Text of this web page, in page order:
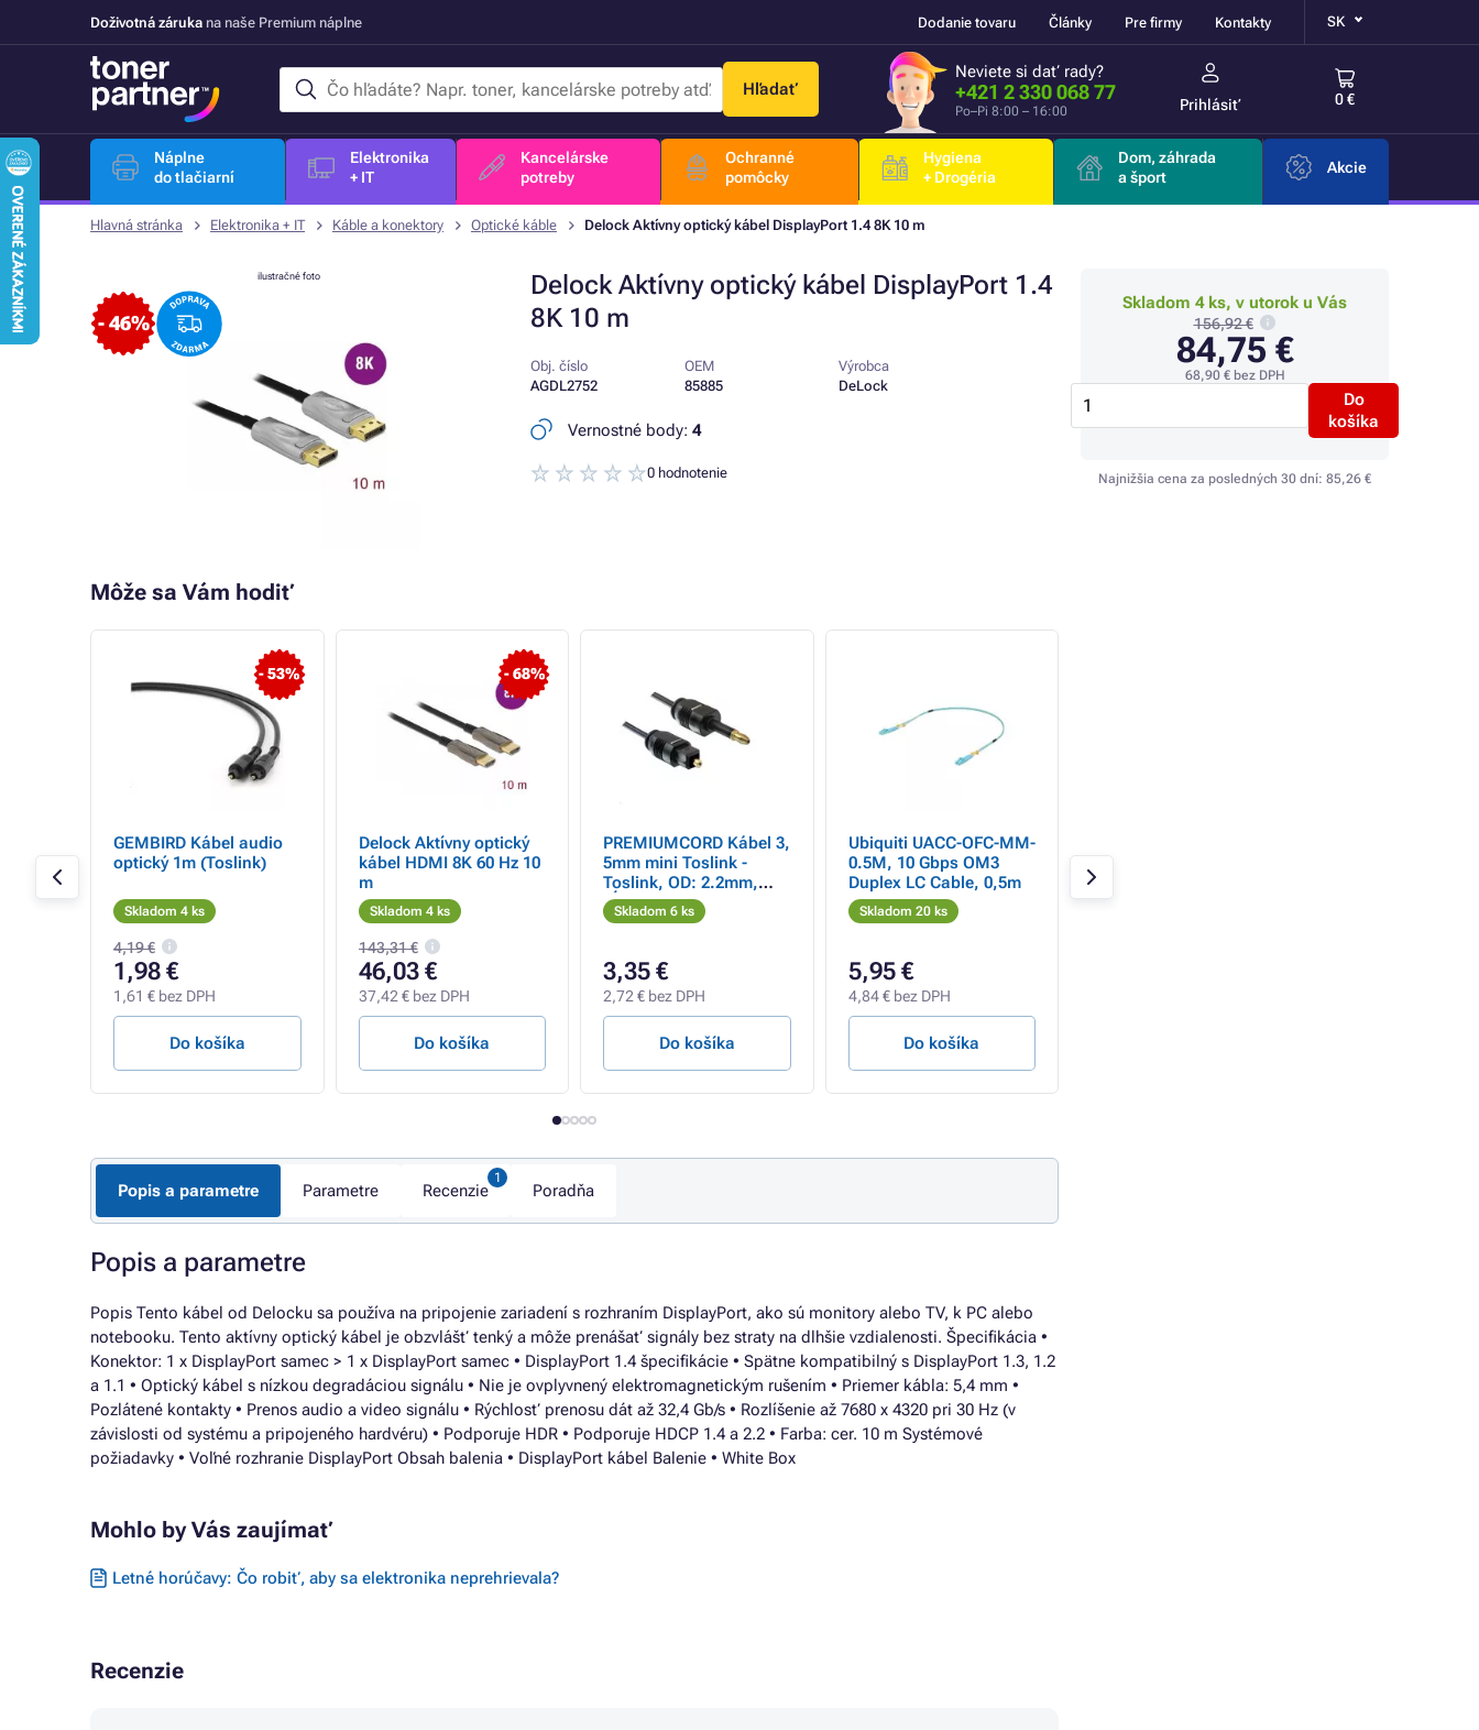
Doživotná záruka na naše Premium náplne Dodanie tovaru Články Pre firmy Kontakty SK
Hľadať
Neviete si dať rady?
+421 2 330 068 77
Po–Pi 8:00 – 16:00 Prihlásiť 0 €
Náplne
do tlačiarní
Elektronika
+ IT
Kancelárske
potreby
Ochranné
pomôcky
Hygiena
+ Drogéria
Dom, záhrada
a šport
Akcie
Hlavná stránka Elektronika + IT Káble a konektory Optické káble Delock Aktívny optický kábel DisplayPort 1.4 8K 10 m
Delock Aktívny optický kábel DisplayPort 1.4
8K 10 m
- 46%
ilustračné foto
Obj. číslo
AGDL2752
OEM
85885
Výrobca
DeLock
Vernostné body: 4
0 hodnotenie
Skladom 4 ks, v utorok u Vás
156,92 €
84,75 €
68,90 €bez DPH
Do
košíka
Najnižšia cena za posledných 30 dní: 85,26 €
Môže sa Vám hodiť
- 53%
GEMBIRD Kábel audio
optický 1m (Toslink)
Skladom 4 ks
4,19 €
1,98 €
1,61 € bez DPH
Do košíka
- 68%
Delock Aktívny optický
kábel HDMI 8K 60 Hz 10
m
Skladom 4 ks
143,31 €
46,03 €
37,42 € bez DPH
Do košíka
PREMIUMCORD Kábel 3,
5mm mini Toslink -
Toslink, OD: 2.2mm,
dĺžka 2m
Skladom 6 ks
3,35 €
2,72 € bez DPH
Do košíka
Ubiquiti UACC-OFC-MM-
0.5M, 10 Gbps OM3
Duplex LC Cable, 0,5m
Skladom 20 ks
5,95 €
4,84 € bez DPH
Do košíka
cord SM SC/APC-
SC/APC simplex 5m
LSZH G657B3 priemer
Popis a parametre Parametre Recenzie Poradňa
Popis a parametre
Popis Tento kábel od Delocku sa používa na pripojenie zariadení s rozhraním DisplayPort, ako sú monitory alebo TV, k PC alebo
notebooku. Tento aktívny optický kábel je obzvlášť tenký a môže prenášať signály bez straty na dlhšie vzdialenosti. Špecifikácia •
Konektor: 1 x DisplayPort samec > 1 x DisplayPort samec • DisplayPort 1.4 špecifikácie • Spätne kompatibilný s DisplayPort 1.3, 1.2
a 1.1 • Optický kábel s nízkou degradáciou signálu • Nie je ovplyvnený elektromagnetickým rušením • Priemer kábla: 5,4 mm •
Pozlátené kontakty • Prenos audio a video signálu • Rýchlosť prenosu dát až 32,4 Gb/s • Rozlíšenie až 7680 x 4320 pri 30 Hz (v
závislosti od systému a pripojeného hardvéru) • Podporuje HDR • Podporuje HDCP 1.4 a 2.2 • Farba: cer. 10 m Systémové
požiadavky • Voľné rozhranie DisplayPort Obsah balenia • DisplayPort kábel Balenie • White Box
Mohlo by Vás zaujímať
Letné horúčavy: Čo robiť, aby sa elektronika neprehrievala?
Recenzie